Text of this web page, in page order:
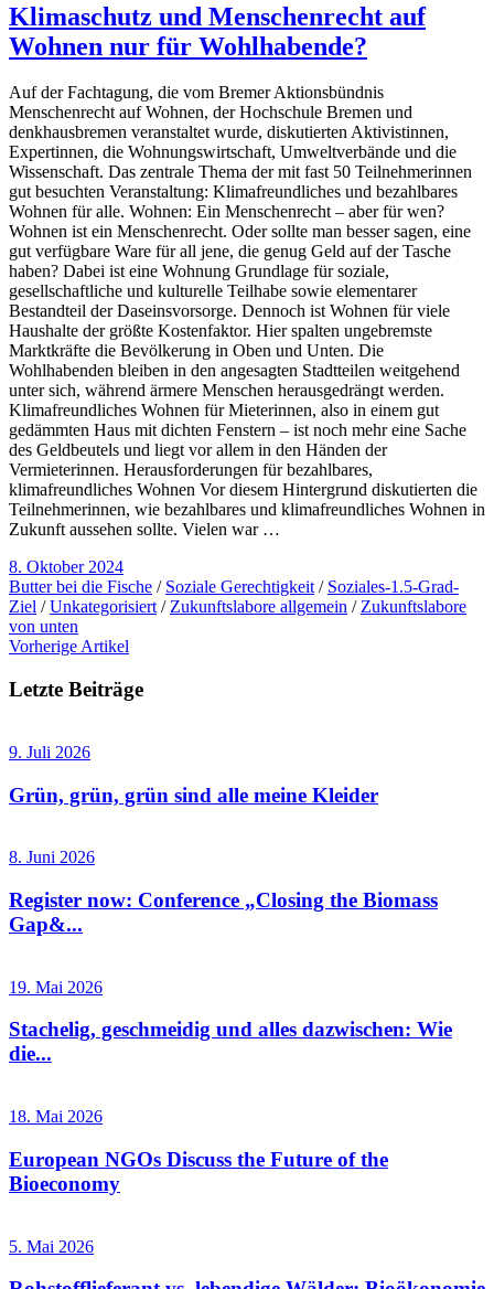
Klimaschutz und Menschenrecht auf
Wohnen nur für Wohlhabende?
Auf der Fachtagung, die vom Bremer Aktionsbündnis
Menschenrecht auf Wohnen, der Hochschule Bremen und
denkhausbremen veranstaltet wurde, diskutierten Aktivistinnen,
Expertinnen, die Wohnungswirtschaft, Umweltverbände und die
Wissenschaft. Das zentrale Thema der mit fast 50 Teilnehmerinnen
gut besuchten Veranstaltung: Klimafreundliches und bezahlbares
Wohnen für alle. Wohnen: Ein Menschenrecht – aber für wen?
Wohnen ist ein Menschenrecht. Oder sollte man besser sagen, eine
gut verfügbare Ware für all jene, die genug Geld auf der Tasche
haben? Dabei ist eine Wohnung Grundlage für soziale,
gesellschaftliche und kulturelle Teilhabe sowie elementarer
Bestandteil der Daseinsvorsorge. Dennoch ist Wohnen für viele
Haushalte der größte Kostenfaktor. Hier spalten ungebremste
Marktkräfte die Bevölkerung in Oben und Unten. Die
Wohlhabenden bleiben in den angesagten Stadtteilen weitgehend
unter sich, während ärmere Menschen herausgedrängt werden.
Klimafreundliches Wohnen für Mieterinnen, also in einem gut
gedämmten Haus mit dichten Fenstern – ist noch mehr eine Sache
des Geldbeutels und liegt vor allem in den Händen der
Vermieterinnen. Herausforderungen für bezahlbares,
klimafreundliches Wohnen Vor diesem Hintergrund diskutierten die
Teilnehmerinnen, wie bezahlbares und klimafreundliches Wohnen in
Zukunft aussehen sollte. Vielen war …
8. Oktober 2024
Butter bei die Fische / Soziale Gerechtigkeit/ Soziales-1.5-Grad-
Ziel /Unkategorisiert/Zukunftslabore allgemein /Zukunftslabore
von unten
Vorherige Artikel
Letzte Beiträge
9. Juli 2026
Grün, grün, grün sind alle meine Kleider
8. Juni 2026
Register now: Conference „Closing the Biomass
Gap&...
19. Mai 2026
Stachelig, geschmeidig und alles dazwischen: Wie
die...
18. Mai 2026
European NGOs Discuss the Future of the
Bioeconomy
5. Mai 2026